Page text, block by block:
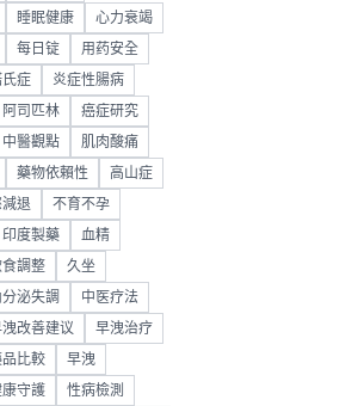
睡眠健康 心力衰竭
每日锭 用药安全
氏症 炎症性腸病
阿司匹林 癌症研究
中醫觀點 肌肉酸痛
藥物依賴性 高山症
退 不育不孕
印度製藥 血精
食調整 久坐
分泌失調 中医疗法
洩改善建议 早洩治疗
品比較 早洩
康守護 性病檢測